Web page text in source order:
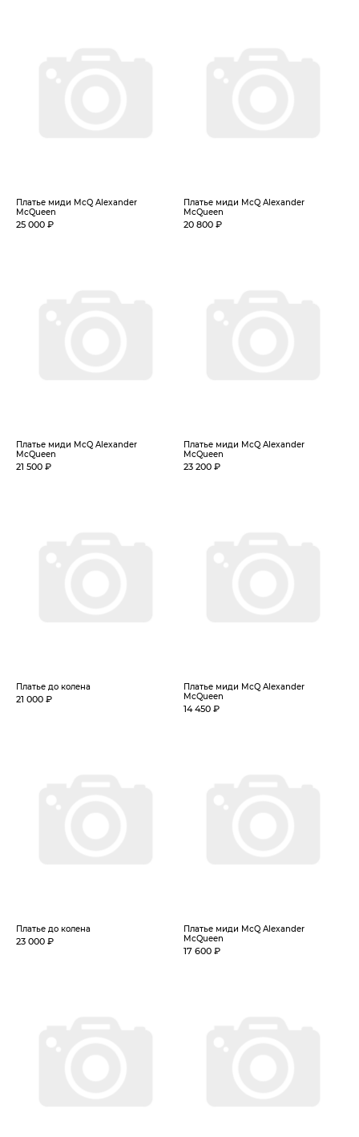
Платье миди McQ Alexander
McQueen
25 000 ₽
Платье миди McQ Alexander
McQueen
20 800 ₽
Платье миди McQ Alexander
McQueen
21 500 ₽
Платье миди McQ Alexander
McQueen
23 200 ₽
Платье до колена
21 000 ₽
Платье миди McQ Alexander
McQueen
14 450 ₽
Платье до колена
23 000 ₽
Платье миди McQ Alexander
McQueen
17 600 ₽